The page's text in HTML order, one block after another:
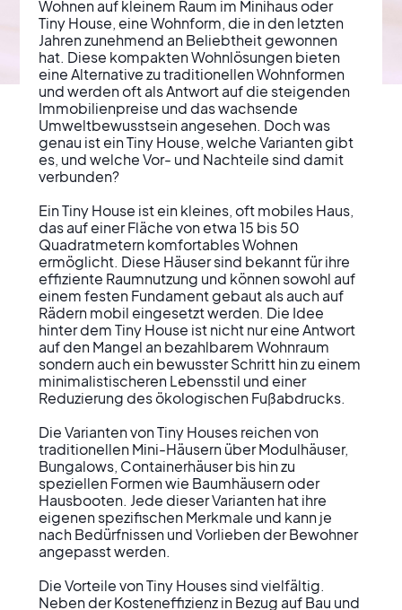
Wohnraum ganz
groß Tiny Houses als
Antwort auf moderne
Wohnen auf kleinem Raum im Minihaus oder
Tiny House, eine Wohnform, die in den letzten
Jahren zunehmend an Beliebtheit gewonnen
hat. Diese kompakten Wohnlösungen bieten
eine Alternative zu traditionellen Wohnformen
und werden oft als Antwort auf die steigenden
Immobilienpreise und das wachsende
Umweltbewusstsein angesehen. Doch was
genau ist ein Tiny House, welche Varianten gibt
es, und welche Vor- und Nachteile sind damit
verbunden?
Ein Tiny House ist ein kleines, oft mobiles Haus,
das auf einer Fläche von etwa 15 bis 50
Quadratmetern komfortables Wohnen
ermöglicht. Diese Häuser sind bekannt für ihre
effiziente Raumnutzung und können sowohl auf
einem festen Fundament gebaut als auch auf
Rädern mobil eingesetzt werden. Die Idee
hinter dem Tiny House ist nicht nur eine Antwort
auf den Mangel an bezahlbarem Wohnraum
sondern auch ein bewusster Schritt hin zu einem
minimalistischeren Lebensstil und einer
Reduzierung des ökologischen Fußabdrucks.
Die Varianten von Tiny Houses reichen von
traditionellen Mini-Häusern über Modulhäuser,
Bungalows, Containerhäuser bis hin zu
speziellen Formen wie Baumhäusern oder
Hausbooten. Jede dieser Varianten hat ihre
eigenen spezifischen Merkmale und kann je
nach Bedürfnissen und Vorlieben der Bewohner
angepasst werden.
Die Vorteile von Tiny Houses sind vielfältig.
Neben der Kosteneffizienz in Bezug auf Bau und